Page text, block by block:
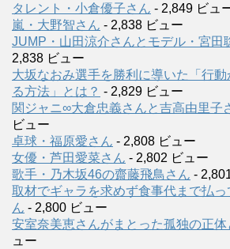
タレント・小倉優子さん - 2,849 ビュ
嵐・大野智さん - 2,838 ビュー
JUMP・山田涼介さんとモデル・宮田
2,838 ビュー
大坂なおみ選手を勝利に導いた「行
る方法」とは？ - 2,829 ビュー
関ジャニ∞大倉忠義さんと吉高由里子
ビュー
卓球・福原愛さん - 2,808 ビュー
女優・芦田愛菜さん - 2,802 ビュー
歌手・乃木坂46の齋藤飛鳥さん -
取材でギャラを求めず食事代まで払
ん - 2,800 ビュー
安室奈美恵さんがまとった孤独の正体
ュー